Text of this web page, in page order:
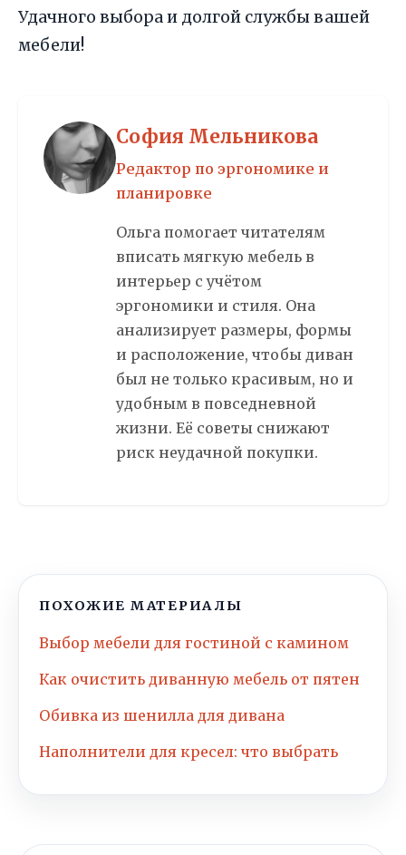
Удачного выбора и долгой службы вашей
мебели!
София Мельникова
Редактор по эргономике и
планировке
Ольга помогает читателям
вписать мягкую мебель в
интерьер с учётом
эргономики и стиля. Она
анализирует размеры, формы
и расположение, чтобы диван
был не только красивым, но и
удобным в повседневной
жизни. Её советы снижают
риск неудачной покупки.
ПОХОЖИЕ МАТЕРИАЛЫ
Выбор мебели для гостиной с камином
Как очистить диванную мебель от пятен
Обивка из шенилла для дивана
Наполнители для кресел: что выбрать